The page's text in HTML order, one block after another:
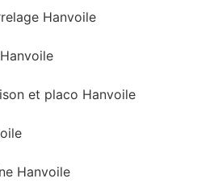
Hanvoile
et placo Hanvoile
Hanvoile